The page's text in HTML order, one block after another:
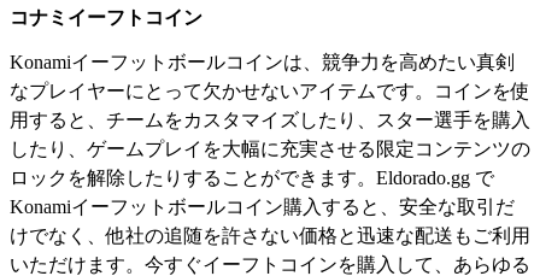
コナミイーフトコイン
Konamiイーフットボールコインは、競争力を高めたい真剣
なプレイヤーにとって欠かせないアイテムです。コインを使
用すると、チームをカスタマイズしたり、スター選手を購入
したり、ゲームプレイを大幅に充実させる限定コンテンツの
ロックを解除したりすることができます。Eldorado.gg で
Konamiイーフットボールコイン購入すると、安全な取引だ
けでなく、他社の追随を許さない価格と迅速な配送もご利用
いただけます。今すぐイーフトコインを購入して、あらゆる